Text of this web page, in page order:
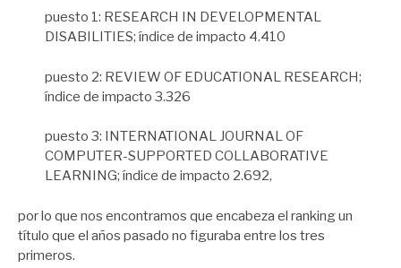
puesto 1: RESEARCH IN DEVELOPMENTAL
DISABILITIES; índice de impacto 4.410
puesto 2: REVIEW OF EDUCATIONAL RESEARCH;
índice de impacto 3.326
puesto 3: INTERNATIONAL JOURNAL OF
COMPUTER-SUPPORTED COLLABORATIVE
LEARNING; índice de impacto 2.692,
por lo que nos encontramos que encabeza el ranking un
título que el años pasado no figuraba entre los tres
primeros.